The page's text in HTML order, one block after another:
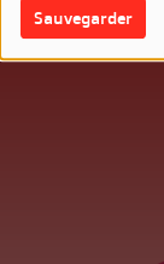
Sauvegarder